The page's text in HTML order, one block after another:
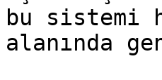
bu sistemi
alanında